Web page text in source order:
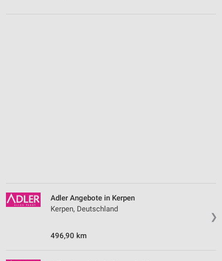
❯
Adler Angebote in Kerpen
Kerpen, Deutschland
496,90 km